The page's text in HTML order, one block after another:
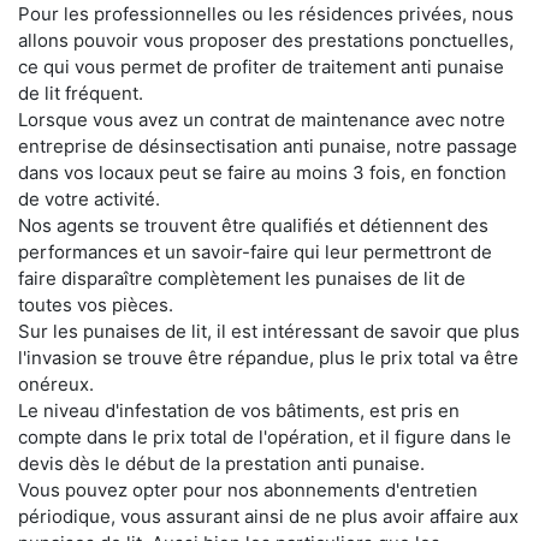
Pour les professionnelles ou les résidences privées, nous
allons pouvoir vous proposer des prestations ponctuelles,
ce qui vous permet de profiter de traitement anti punaise
de lit fréquent.
Lorsque vous avez un contrat de maintenance avec notre
entreprise de désinsectisation anti punaise, notre passage
dans vos locaux peut se faire au moins 3 fois, en fonction
de votre activité.
Nos agents se trouvent être qualifiés et détiennent des
performances et un savoir-faire qui leur permettront de
faire disparaître complètement les punaises de lit de
toutes vos pièces.
Sur les punaises de lit, il est intéressant de savoir que plus
l'invasion se trouve être répandue, plus le prix total va être
onéreux.
Le niveau d'infestation de vos bâtiments, est pris en
compte dans le prix total de l'opération, et il figure dans le
devis dès le début de la prestation anti punaise.
Vous pouvez opter pour nos abonnements d'entretien
périodique, vous assurant ainsi de ne plus avoir affaire aux